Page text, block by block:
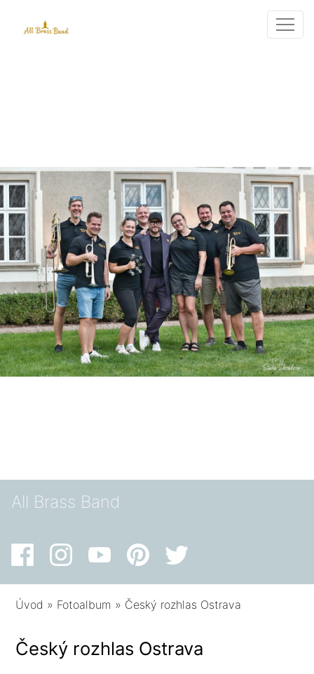
All Brass Band
Úvod » Fotoalbum » Český rozhlas Ostrava
Český rozhlas Ostrava